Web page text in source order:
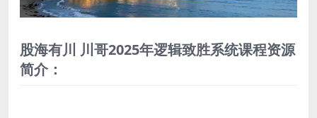
股海有川 川哥2025年逻辑致胜系统课程资源
简介：